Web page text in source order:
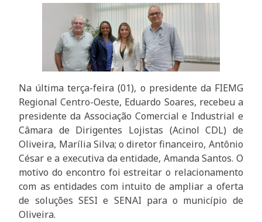
Na última terça-feira (01), o presidente da FIEMG
Regional Centro-Oeste, Eduardo Soares, recebeu a
presidente da Associação Comercial e Industrial e
Câmara de Dirigentes Lojistas (Acinol CDL) de
Oliveira, Marília Silva; o diretor financeiro, Antônio
César e a executiva da entidade, Amanda Santos. O
motivo do encontro foi estreitar o relacionamento
com as entidades com intuito de ampliar a oferta
de soluções SESI e SENAI para o município de
Oliveira.